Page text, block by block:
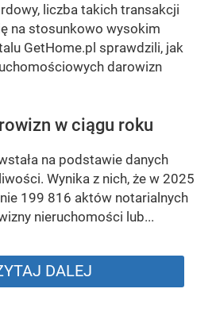
liczba takich transakcji
na stosunkowo wysokim
GetHome.pl sprawdzili, jak
darowizn
w ciągu roku
na podstawie danych
Wynika z nich, że w 2025
199 816 aktów notarialnych
nieruchomości lub...
DALEJ